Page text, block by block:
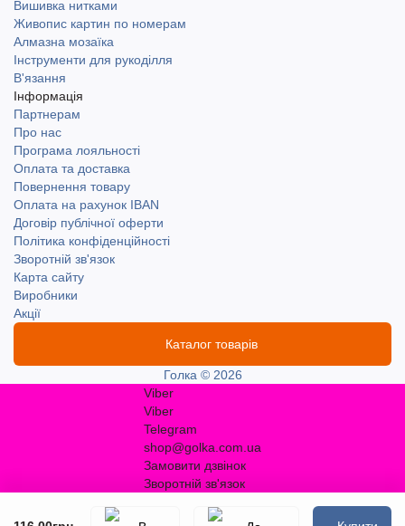
Вишивка нитками
Живопис картин по номерам
Алмазна мозаїка
Інструменти для рукоділля
В'язання
Інформація
Партнерам
Про нас
Програма лояльності
Оплата та доставка
Повернення товару
Оплата на рахунок IBAN
Договір публічної оферти
Політика конфіденційності
Зворотній зв'язок
Карта сайту
Виробники
Акції
Каталог товарів
Голка © 2026
Viber
Viber
Telegram
shop@golka.com.ua
Замовити дзвінок
Зворотній зв'язок